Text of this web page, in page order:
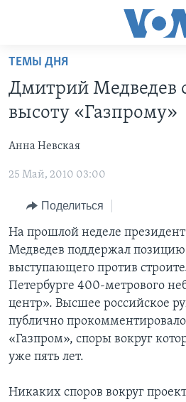
Перейти
основной
контент
навигации
Перейти
поиск
ПРОГРАММЫ
НОВОСТИ ЗА МИНУТУ
ИТОГИ
ПОЧЕМУ ЭТО ВАЖНО?
ДИСКУССИЯ VOA
ДЕТАЛИ
НЬЮ-ЙОРК NEW YORK
АМЕРИКА. БОЛЬШОЕ
ПРОЕКТЫ
УЧИМ АНГЛИЙСКИЙ
НАША АМЕРИКАНСКАЯ ИСТОРИЯ
А КАК В АМЕРИКЕ?
АРТЕФАКТЫ
АМЕРИКАНСКИЕ ГОРОДКИ
ТЕСТЫ
ЭКСПЕРТИЗА
ИНТЕРВЬЮ
ФАКТЫ ПРОТИВ ФЕЙКОВ
ЗА СВОБОДУ ПРЕССЫ
УЧИМ АНГЛИЙСКИЙ
ВИДЕО
ПОДПИСКА НА НОВОСТИ
Learning English
ТЕМЫ ДНЯ
Дмитрий Медведев
высоту «Газпрому»
Анна Невская
25 Май, 2010 03:00
Поделиться
На прошлой неделе
Медведев поддержал
выступающего против
Петербурге 400-метрового
центр». Высшее российское
публично
«Газпром», споры вокруг
уже пять лет.
Никаких споров вокруг